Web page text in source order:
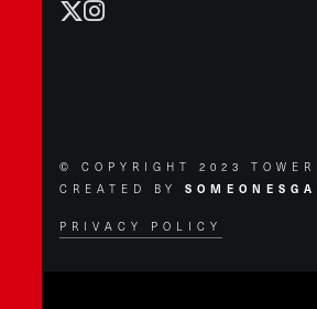
© COPYRIGHT 2023 TOWER
CREATED BY
PRIVACY POLICY